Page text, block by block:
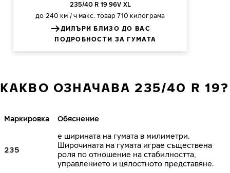
235/40 R 19 96V XL
до 240 км / ч макс. товар 710 килограма
ДИЛЪРИ БЛИЗО ДО ВАС
ПОДРОБНОСТИ ЗА ГУМАТА
КАКВО ОЗНАЧАВА 235/40 R 19?
Маркировка Обяснение
235
е ширината на гумата в милиметри.
Широчината на гумата играе съществена
роля по отношение на стабилността,
управлението и цялостното представяне.